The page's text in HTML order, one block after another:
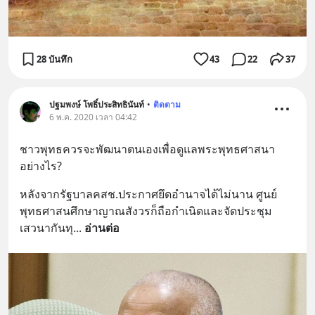
28 บันทึก 43 22 37
ปฐมพงษ์ โพธิ์ประสิทธินันท์ • ติดตาม
6 พ.ค. 2020 เวลา 04:42
ชาวพุทธควรจะพัฒนาตนเองเพื่อดูแลพระพุทธศาสนา
อย่างไร?
หลังจากรัฐบาลคสช.ประกาศยึดอำนาจได้ไม่นาน ศูนย์
พุทธศาสนศึกษาญาณสังวรก็ถือกำเนิดและจัดประชุม
เสวนากันทุ... อ่านต่อ